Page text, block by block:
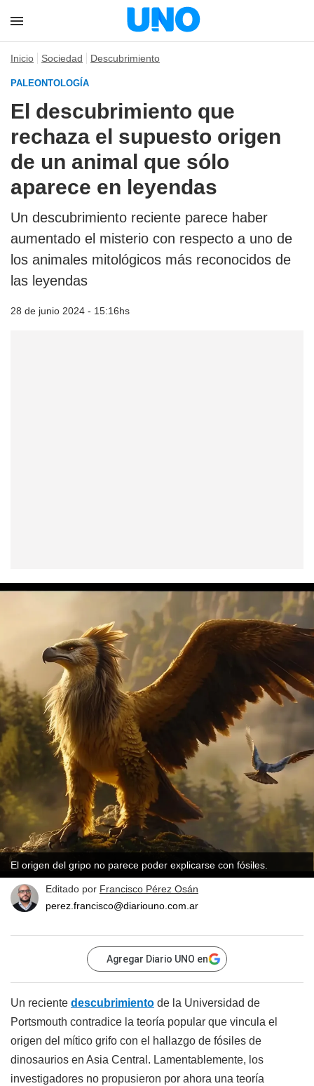
Inicio Sociedad Descubrimiento
PALEONTOLOGÍA
El descubrimiento que
rechaza el supuesto origen
de un animal que sólo
aparece en leyendas
Un descubrimiento reciente parece haber
aumentado el misterio con respecto a uno de
los animales mitológicos más reconocidos de
las leyendas
28 de junio 2024 - 15:16hs
El origen del gripo no parece poder explicarse con fósiles.
Editado por Francisco Pérez Osán
perez.francisco@diariouno.com.ar
Agregar Diario UNO en
Un reciente descubrimiento de la Universidad de
Portsmouth contradice la teoría popular que vincula el
origen del mítico grifo con el hallazgo de fósiles de
dinosaurios en Asia Central. Lamentablemente, los
investigadores no propusieron por ahora una teoría